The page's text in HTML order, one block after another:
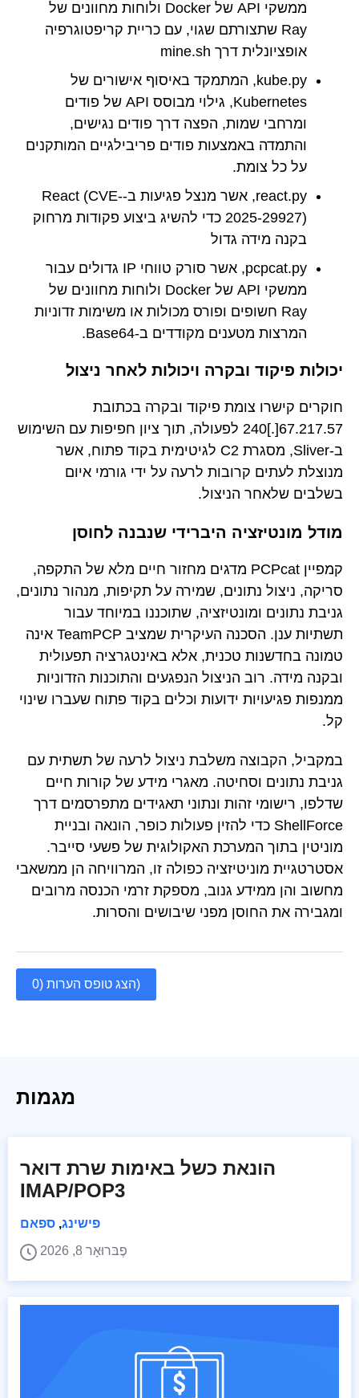
ממשקי API של Docker ולוחות מחוונים של
Ray שתצורתם שגוי, עם כריית קריפטוגרפיה
אופציונלית דרך mine.sh
kube.py, המתמקד באיסוף אישורים של
Kubernetes, גילוי מבוסס API של פודים
ומרחבי שמות, הפצה דרך פודים נגישים,
והתמדה באמצעות פודים פריבילגיים המותקנים
על כל צומת.
react.py, אשר מנצל פגיעות ב-React (CVE-
2025-29927) כדי להשיג ביצוע פקודות מרחוק
בקנה מידה גדול
pcpcat.py, אשר סורק טווחי IP גדולים עבור
ממשקי API של Docker ולוחות מחוונים של
Ray חשופים ופורס מכולות או משימות זדוניות
המרצות מטענים מקודדים ב-Base64.
יכולות פיקוד ובקרה ויכולות לאחר ניצול
חוקרים קישרו צומת פיקוד ובקרה בכתובת
67.217.57[.]240 לפעולה, תוך ציון חפיפות עם השימוש
ב-Sliver, מסגרת C2 לגיטימית בקוד פתוח, אשר
מנוצלת לעתים קרובות לרעה על ידי גורמי איום
בשלבים שלאחר הניצול.
מודל מונטיזציה היברידי שנבנה לחוסן
קמפיין PCPcat מדגים מחזור חיים מלא של התקפה,
סריקה, ניצול נתונים, שמירה על תקיפות, מנהור נתונים,
גניבת נתונים ומונטיזציה, שתוכננו במיוחד עבור
תשתיות ענן. הסכנה העיקרית שמציב TeamPCP אינה
טמונה בחדשנות טכנית, אלא באינטגרציה תפעולית
ובקנה מידה. רוב הניצול הנפגעים והתוכנות הזדוניות
ממנפות פגיעויות ידועות וכלים בקוד פתוח שעברו שינוי
קל.
במקביל, הקבוצה משלבת ניצול לרעה של תשתית עם
גניבת נתונים וסחיטה. מאגרי מידע של קורות חיים
שדלפו, רישומי זהות ונתוני תאגידים מתפרסמים דרך
ShellForce כדי להזין פעולות כופר, הונאה ובניית
מוניטין בתוך המערכת האקולוגית של פשעי סייבר.
אסטרטגיית מוניטיזציה כפולה זו, המרוויחה הן ממשאבי
מחשוב והן ממידע גנוב, מספקת זרמי הכנסה מרובים
ומגבירה את החוסן מפני שיבושים והסרות.
הצג טופס הערות (0)
מגמות
הונאת כשל באימות שרת דואר
IMAP/POP3
פישינג, ספאם
פֶבּרוּאָר 8, 2026